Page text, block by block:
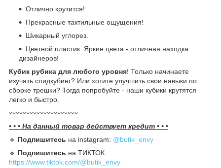
Отлично крутится!
Прекрасные тактильные ощущения!
Шикарный углорез.
Цветной пластик. Яркие цвета - отличная находка
дизайнеров!
Кубик рубика для любого уровня! Только начинаете
изучать спидкубинг? Или хотите улучшить свои навыки по
сборке трешки? Тогда попробуйте - наши кубики крутятся
легко и быстро.
〰️〰️〰️〰️〰️〰️〰️〰️〰️〰️
• • • На данный товар действует кредит • • •
🔹️ Подпишитесь на instagram: @butik_envy
🔹️ Подпишитесь на ТИКТОК:
https://www.tiktok.com/@butik_envy